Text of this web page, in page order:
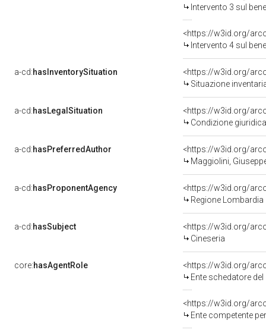
Intervento 3 sul
<https://w3id.org/
Intervento 4 sul
a-cd:hasInventorySituation
<https://w3id.org/
Situazione
a-cd:hasLegalSituation
Condizione
a-cd:hasPreferredAuthor
<https://w3id.org/
Maggiolini,
a-cd:hasProponentAgency
<https://w3id.org/
Regione Lombardia
a-cd:hasSubject
<https://w3id.org/
Cineseria
core:hasAgentRole
<https://w3id.org/
Ente schedatore
<https://w3id.org/
Ente competente per